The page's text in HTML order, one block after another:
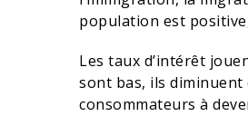
population est
Les taux d’intérêt
sont bas, ils
consommateurs à